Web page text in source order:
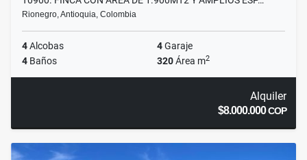
Rionegro, Antioquia, Colombia
4Alcobas 4Garaje
4 Baños 320Área m2
Alquiler
$8.000.000COP